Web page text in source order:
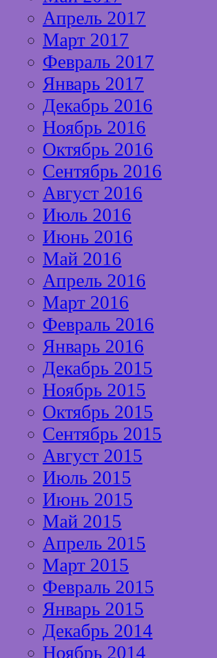
Апрель 2017
Март 2017
Февраль 2017
Январь 2017
Декабрь 2016
Ноябрь 2016
Октябрь 2016
Сентябрь 2016
Август 2016
Июль 2016
Июнь 2016
Май 2016
Апрель 2016
Март 2016
Февраль 2016
Январь 2016
Декабрь 2015
Ноябрь 2015
Октябрь 2015
Сентябрь 2015
Август 2015
Июль 2015
Июнь 2015
Май 2015
Апрель 2015
Март 2015
Февраль 2015
Январь 2015
Декабрь 2014
Ноябрь 2014